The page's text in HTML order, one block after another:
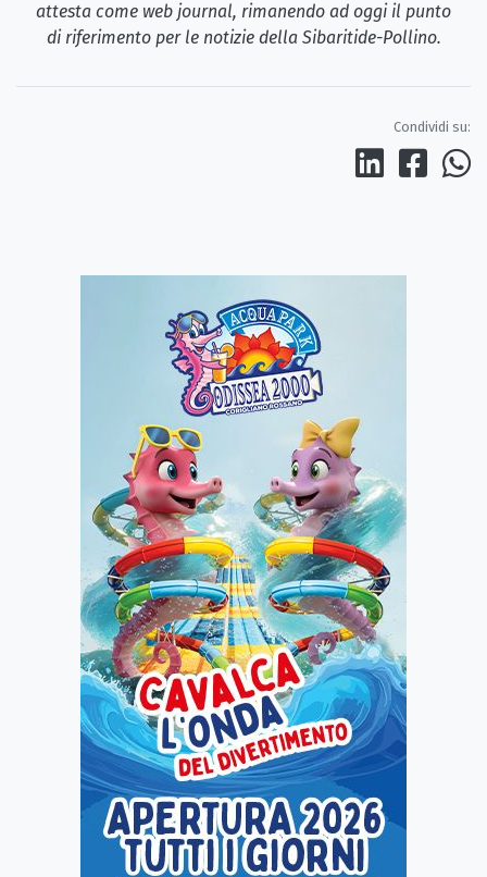
attesta come web journal, rimanendo ad oggi il punto
di riferimento per le notizie della Sibaritide-Pollino.
Condividi su: